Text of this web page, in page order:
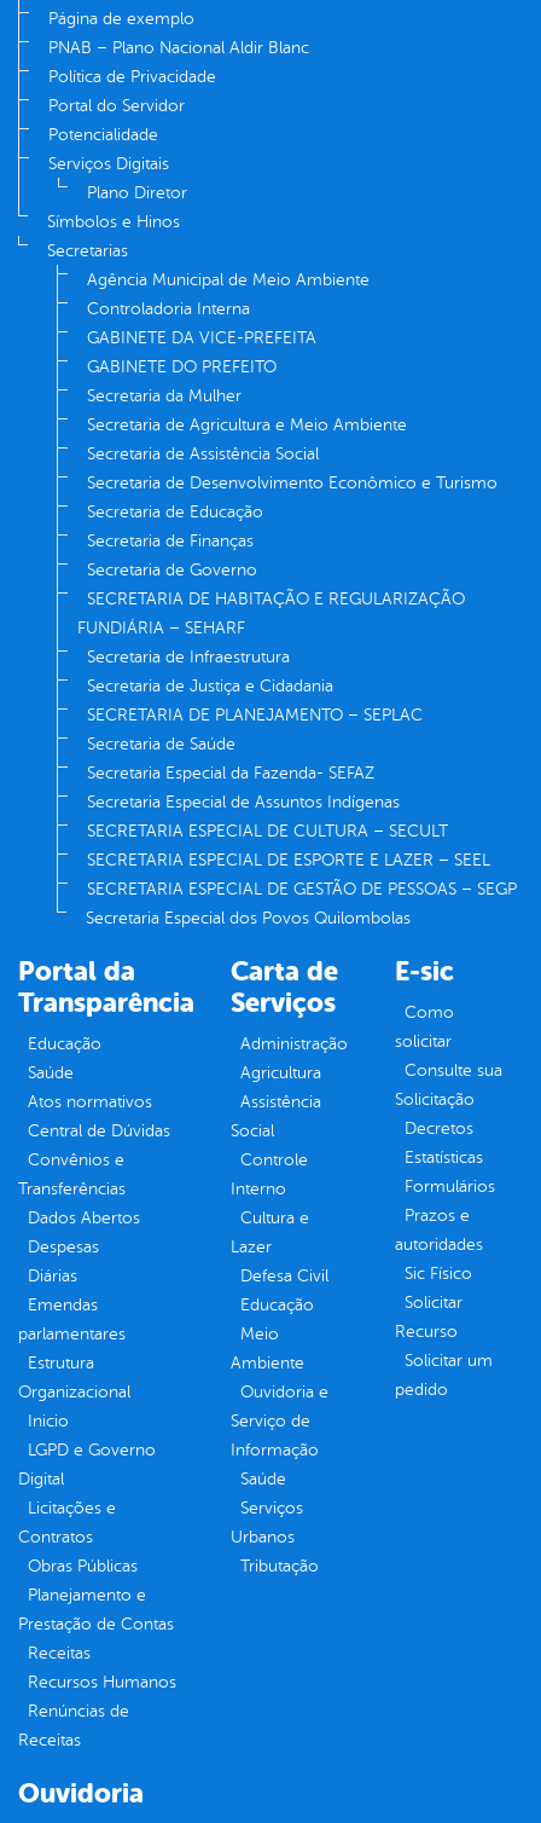
Página de exemplo
PNAB – Plano Nacional Aldir Blanc
Política de Privacidade
Portal do Servidor
Potencialidade
Serviços Digitais
Plano Diretor
Símbolos e Hinos
Secretarias
Agência Municipal de Meio Ambiente
Controladoria Interna
GABINETE DA VICE-PREFEITA
GABINETE DO PREFEITO
Secretaria da Mulher
Secretaria de Agricultura e Meio Ambiente
Secretaria de Assistência Social
Secretaria de Desenvolvimento Econômico e Turismo
Secretaria de Educação
Secretaria de Finanças
Secretaria de Governo
SECRETARIA DE HABITAÇÃO E REGULARIZAÇÃO
FUNDIÁRIA – SEHARF
Secretaria de Infraestrutura
Secretaria de Justiça e Cidadania
SECRETARIA DE PLANEJAMENTO – SEPLAC
Secretaria de Saúde
Secretaria Especial da Fazenda- SEFAZ
Secretaria Especial de Assuntos Indígenas
SECRETARIA ESPECIAL DE CULTURA – SECULT
SECRETARIA ESPECIAL DE ESPORTE E LAZER – SEEL
SECRETARIA ESPECIAL DE GESTÃO DE PESSOAS – SEGP
Secretaria Especial dos Povos Quilombolas
Portal da
Transparência
Educação
Saúde
Atos normativos
Central de Dúvidas
Convênios e
Transferências
Dados Abertos
Despesas
Diárias
Emendas
parlamentares
Estrutura
Organizacional
Inicio
LGPD e Governo
Digital
Licitações e
Contratos
Obras Públicas
Planejamento e
Prestação de Contas
Receitas
Recursos Humanos
Renúncias de
Receitas
Carta de
Serviços
Administração
Agricultura
Assistência
Social
Controle
Interno
Cultura e
Lazer
Defesa Civil
Educação
Meio
Ambiente
Ouvidoria e
Serviço de
Informação
Saúde
Serviços
Urbanos
Tributação
E-sic
Como
solicitar
Consulte sua
Solicitação
Decretos
Estatísticas
Formulários
Prazos e
autoridades
Sic Físico
Solicitar
Recurso
Solicitar um
pedido
Ouvidoria